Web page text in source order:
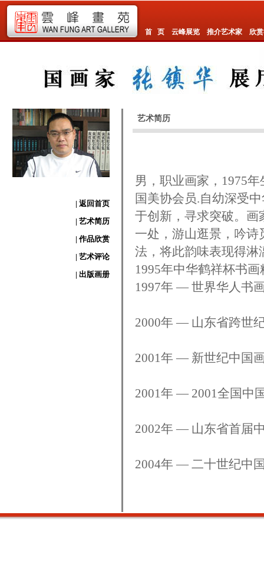
首 页 云峰展览 推介艺术家 欣
| 返回首页
| 艺术简历
| 作品欣赏
| 艺术评论
| 出版画册
艺术简历
男，职业画家，1975
国美协会员.自幼深受
于创新，寻求突破。画
一处，游山逛景，吟
法，将此韵味表现得淋
1995年中华鹤祥杯书
1997年 — 世界华人书
2000年 — 山东省跨世
2001年 — 新世纪中国
2001年 — 2001全国中
2002年 — 山东省首届
2004年 — 二十世纪中